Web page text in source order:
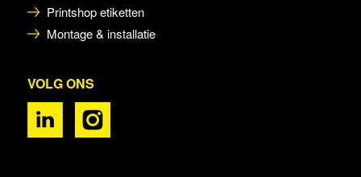
Printshop etiketten
Montage & installatie
VOLG ONS